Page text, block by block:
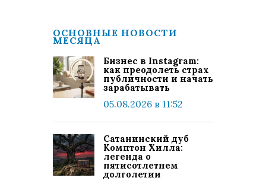
ОСНОВНЫЕ НОВОСТИ
МЕСЯЦА
Бизнес в Instagram:
как преодолеть страх
публичности и начать
зарабатывать
05.08.2026 в 11:52
Сатанинский дуб
Комптон Хилла:
легенда о
пятисотлетнем
долголетии